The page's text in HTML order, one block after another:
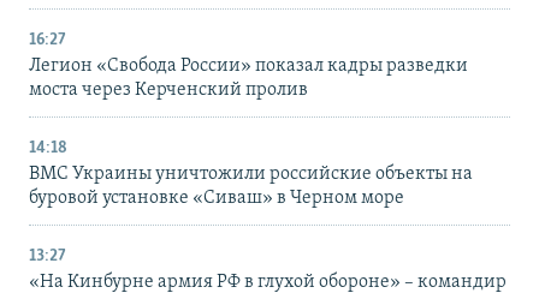
16:27
Легион «Свобода России» показал кадры разведки
моста через Керченский пролив
14:18
ВМС Украины уничтожили российские объекты на
буровой установке «Сиваш» в Черном море
13:27
«На Кинбурне армия РФ в глухой обороне» – командир